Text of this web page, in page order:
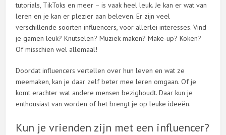
tutorials, TikToks en meer – is vaak heel leuk. Je kan er wat van
leren en je kan er plezier aan beleven. Er zijn veel
verschillende soorten influencers, voor allerlei interesses. Vind
je gamen leuk? Knutselen? Muziek maken? Make-up? Koken?
Of misschien wel allemaal!
Doordat influencers vertellen over hun leven en wat ze
meemaken, kan je daar zelf beter mee leren omgaan. Of je
komt erachter wat andere mensen bezighoudt. Daar kun je
enthousiast van worden of het brengt je op leuke ideeën.
Kun je vrienden zijn met een influencer?